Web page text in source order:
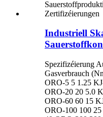
Industriell
Spezifizéierung
Gasverbrauch
ORO-5 5 1.25
ORO-20 20 5.0
ORO-60 60 15
ORO-100 100